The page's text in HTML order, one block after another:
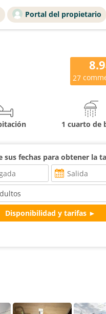
Portal del propietario
8.9
27
1 cuarto de
sus fechas para obtener la